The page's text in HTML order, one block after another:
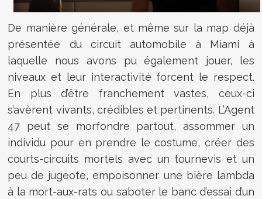
De manière générale, et même sur la map déjà
présentée du circuit automobile à Miami à
laquelle nous avons pu également jouer, les
niveaux et leur interactivité forcent le respect.
En plus d’être franchement vastes, ceux-ci
s’avèrent vivants, crédibles et pertinents. L’Agent
47 peut se morfondre partout, assommer un
individu pour en prendre le costume, créer des
courts-circuits mortels avec un tournevis et un
peu de jugeote, empoisonner une bière lambda
à la mort-aux-rats ou saboter le banc d’essai d’un